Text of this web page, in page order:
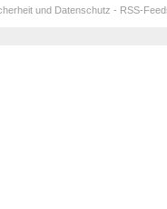
und Datenschutz - RSS-